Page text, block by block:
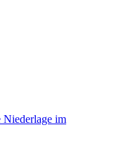
Niederlage im